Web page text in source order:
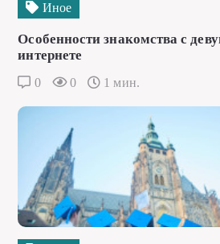
Иное
Особенности знакомства с
интернете
0 0 1 мин.